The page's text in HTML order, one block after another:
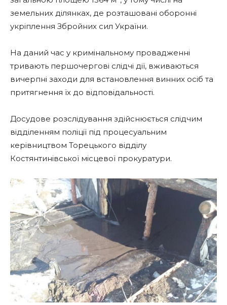
земельних ділянках, де розташовані оборонні
укріплення Збройних сил України.
На даний час у кримінальному провадженні
тривають першочергові слідчі дії, вживаються
вичерпні заходи для встановлення винних осіб та
притягнення їх до відповідальності.
Досудове розслідування здійснюється слідчим
відділенням поліції під процесуальним
керівництвом Торецького відділу
Костянтинівської місцевої прокуратури.